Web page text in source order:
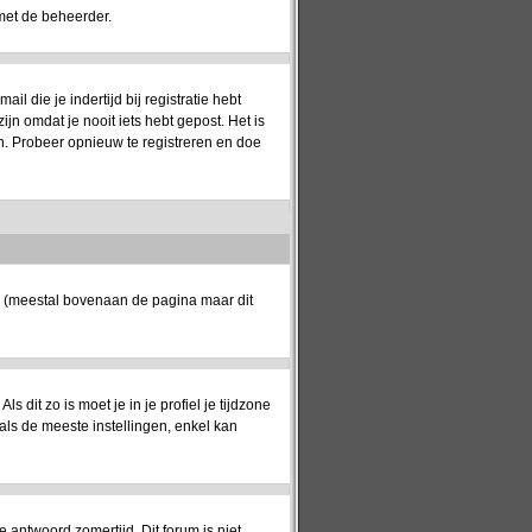
de beheerder.
die je indertijd bij registratie hebt
omdat je nooit iets hebt gepost. Het is
Probeer opnieuw te registreren en doe
(meestal bovenaan de pagina maar dit
dit zo is moet je in je profiel je tijdzone
de meeste instellingen, enkel kan